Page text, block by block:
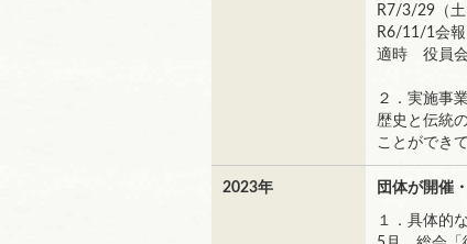
R7/3/29（
R6/11/1会
適時 役員
２．実施事
歴史と伝統
ことができ
2023年 団体が開催
１．具体的